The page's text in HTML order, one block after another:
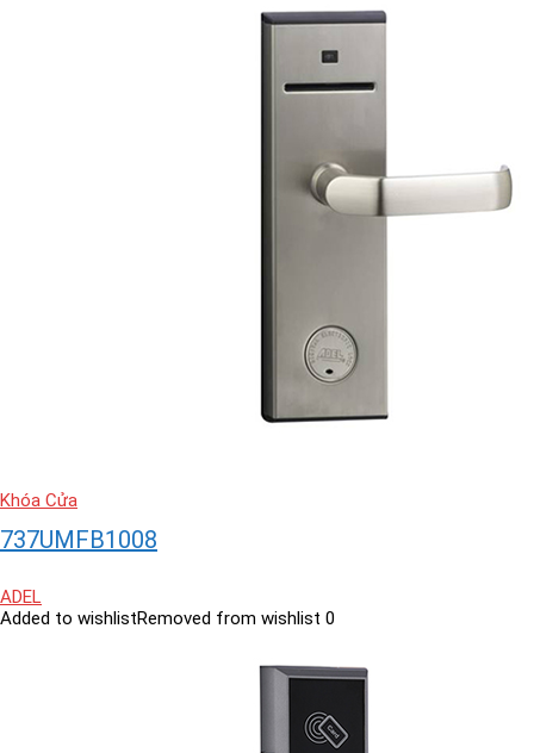
Khóa Cửa
737UMFB1008
ADEL
Added to wishlistRemoved from wishlist 0